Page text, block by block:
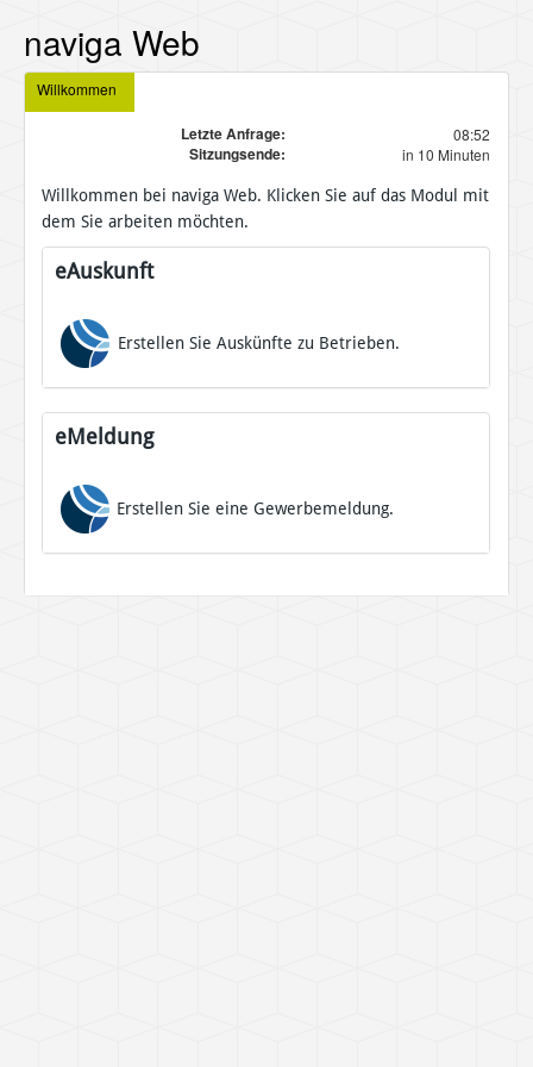
naviga Web
Willkommen
Letzte Anfrage: 08:52
Sitzungsende: in 10 Minuten
Willkommen bei naviga Web. Klicken Sie auf das Modul mit
dem Sie arbeiten möchten.
eAuskunft
Erstellen Sie Auskünfte zu Betrieben.
eMeldung
Erstellen Sie eine Gewerbemeldung.